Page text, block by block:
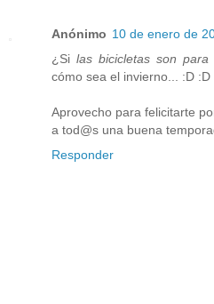
Anónimo 10 de enero de
¿Silas bicicletas son
cómo sea el invierno... :D :D
Aprovecho para felicitarte
a tod@s una buena
Responder